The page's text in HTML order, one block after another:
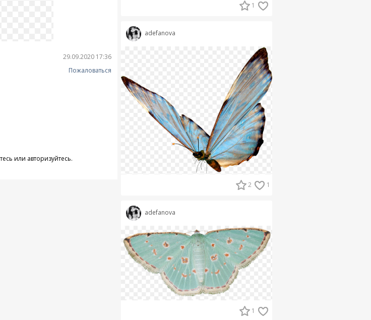
29.09.2020 17:36
Пожаловаться
или авторизуйтесь.
1
adefanova
2 1
adefanova
1